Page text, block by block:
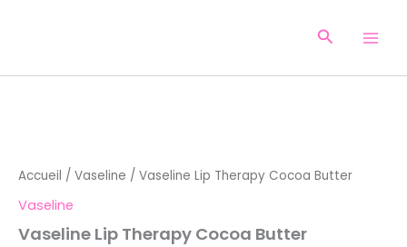
Accueil / Vaseline / Vaseline Lip Therapy Cocoa Butter
Vaseline
Vaseline Lip Therapy Cocoa Butter